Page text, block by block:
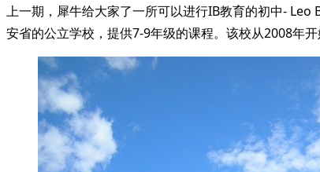
上一期，犀牛给大家了一所可以进行IB教育的初中-
安省的公立学校，提供7-9年级的课程。该校从2008年